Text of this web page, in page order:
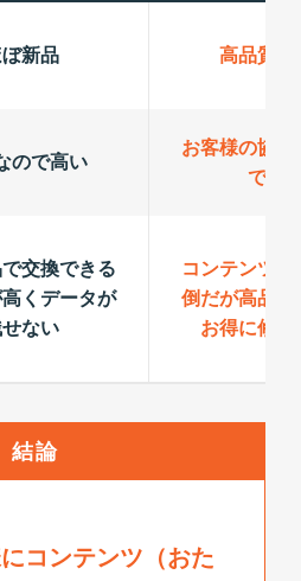
新品 高品質パ
ので高い
お客様の協力
でお
交換できる
くデータが
ない
コンテンツ手
倒だが高品質
お得に修理
結論
コンテンツ（おた